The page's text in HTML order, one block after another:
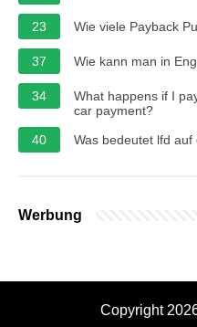
23 Wie viele Payback
37 Wie kann man in
34
What happens if I
car payment?
40
Was bedeutet lfd
Werbung
Copyright